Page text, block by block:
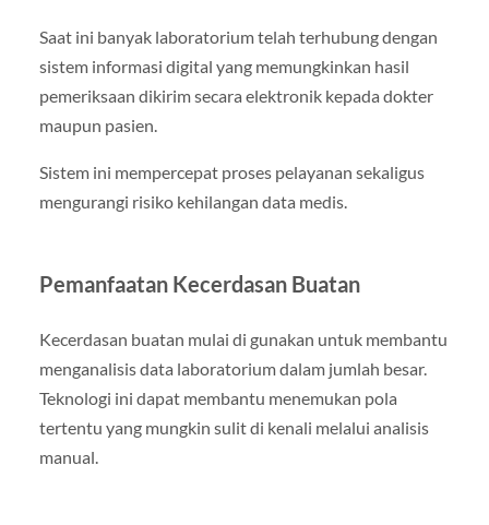
Saat ini banyak laboratorium telah terhubung dengan
sistem informasi digital yang memungkinkan hasil
pemeriksaan dikirim secara elektronik kepada dokter
maupun pasien.
Sistem ini mempercepat proses pelayanan sekaligus
mengurangi risiko kehilangan data medis.
Pemanfaatan Kecerdasan Buatan
Kecerdasan buatan mulai di gunakan untuk membantu
menganalisis data laboratorium dalam jumlah besar.
Teknologi ini dapat membantu menemukan pola
tertentu yang mungkin sulit di kenali melalui analisis
manual.